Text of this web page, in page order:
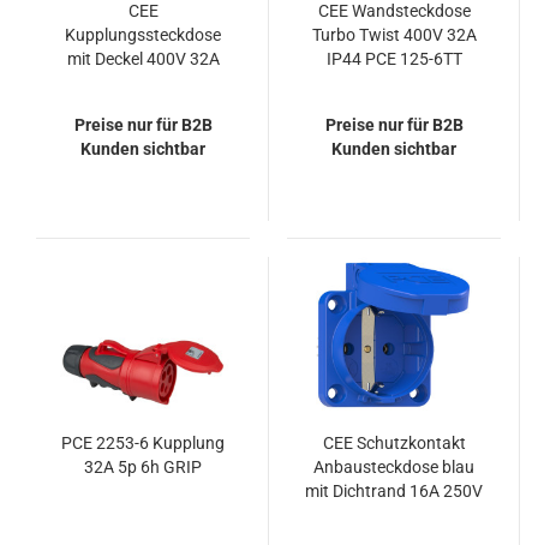
CEE
Kupplungssteckdose
mit Deckel 400V 32A
Preise nur für B2B
Kunden sichtbar
CEE Wandsteckdose
Turbo Twist 400V 32A
IP44 PCE 125-6TT
Preise nur für B2B
Kunden sichtbar
PCE 2253-6 Kupplung
32A 5p 6h GRIP
CEE Schutzkontakt
Anbausteckdose blau
mit Dichtrand 16A 250V